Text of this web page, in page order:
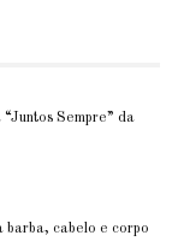
Sempre” da
cabelo e corpo